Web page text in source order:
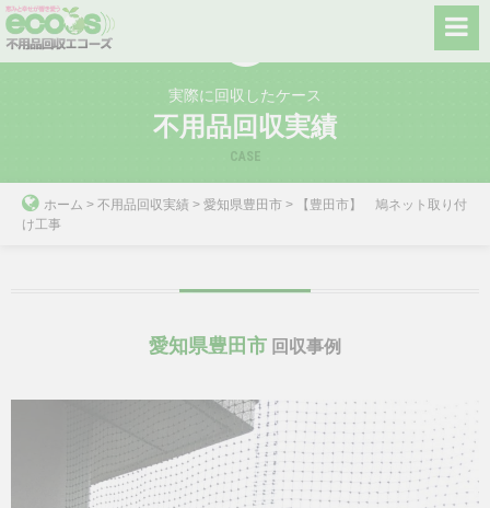
Skip
to
実際に回収したケース
不用品回収実績
CASE
ホーム > 不用品回収実績 > 愛知県豊田市 >
【豊田市】 鳩ネット取り付
け工事
愛知県豊田市 回収事例